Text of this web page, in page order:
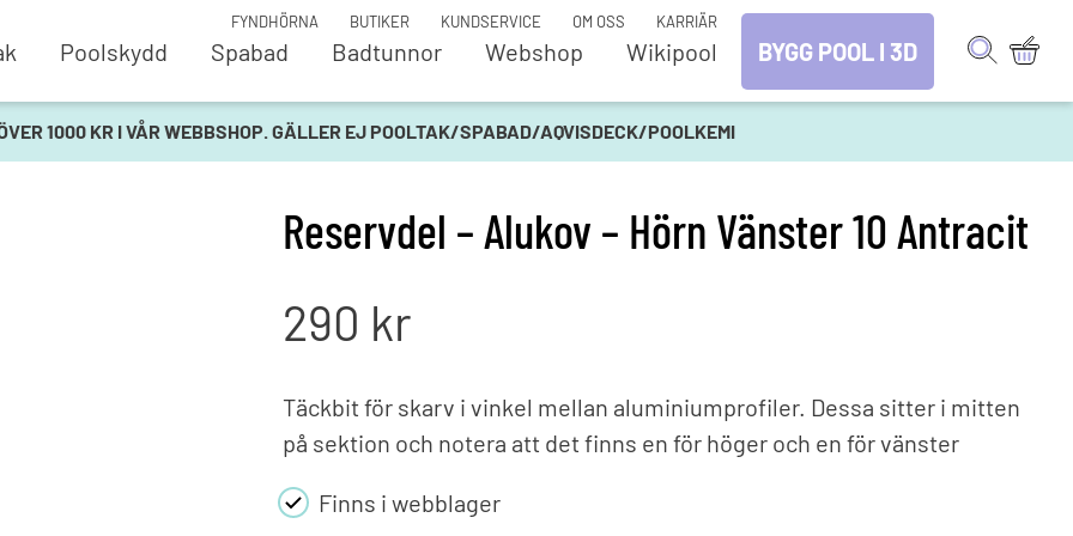
Poolskydd Spabad Badtunnor Webshop
URSTARK
Pooltak
Azure Flat Compact
ORLANDO® Spadome
Poolskydd
AqvisDeck
Automatiska poolskydd
Manuella poolskydd
Vattenrening
Kopplingar och rör
doseringsanläggningar
Pumpar
Poolkemikalier
Poolrobotar
Belysning
Inlopp
Jet Swim
Pumpar
Saltklorinator
Wikipool
FYNDHÖRNA BUTIKER KUNDSERVICE OM OSS KARRIÄR
BYGG POOL I 3D
1000 KR I VÅR WEBBSHOP. GÄLLER EJ POOLTAK/SPABAD/AQVISDECK/POOLKEMI
Reservdel – Alukov – Hörn Vänster 10 Antracit
290 kr
Täckbit för skarv i vinkel mellan aluminiumprofiler. Dessa sitter i mitten
på sektion och notera att det finns en för höger och en för vänster
Finns i webblager